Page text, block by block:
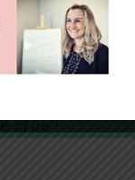
ces bonus ouvrent
crue !